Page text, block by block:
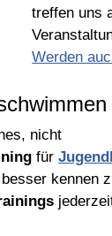
treffen uns
Werden
nicht
für
kennen